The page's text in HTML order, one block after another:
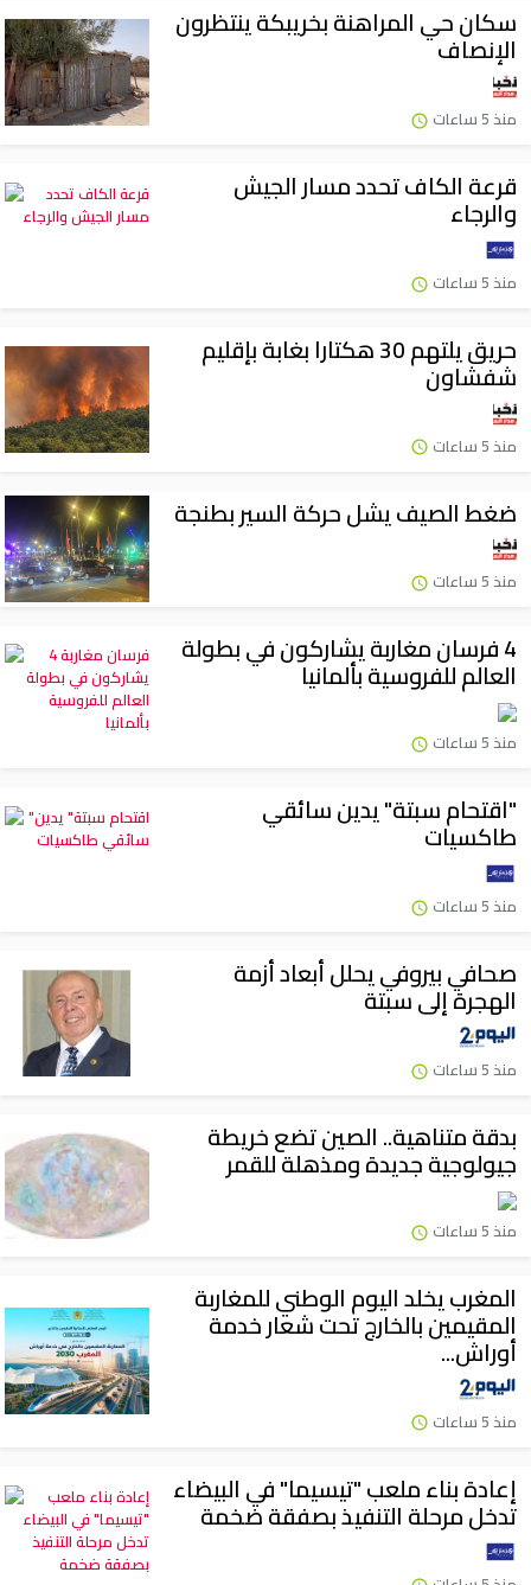
سكان حي المراهنة بخريبكة ينتظرون
الإنصاف
منذ 5 ساعات
قرعة الكاف تحدد مسار الجيش
والرجاء
منذ 5 ساعات
حريق يلتهم 30 هكتارا بغابة بإقليم
شفشاون
منذ 5 ساعات
ضغط الصيف يشل حركة السير بطنجة
منذ 5 ساعات
4 فرسان مغاربة يشاركون في بطولة
العالم للفروسية بألمانيا
منذ 5 ساعات
"اقتحام سبتة" يدين سائقي
طاكسيات
منذ 5 ساعات
صحافي بيروفي يحلل أبعاد أزمة
الهجرة إلى سبتة
منذ 5 ساعات
بدقة متناهية.. الصين تضع خريطة
جيولوجية جديدة ومذهلة للقمر
منذ 5 ساعات
المغرب يخلد اليوم الوطني للمغاربة
المقيمين بالخارج تحت شعار خدمة
أوراش...
منذ 5 ساعات
إعادة بناء ملعب "تيسيما" في البيضاء
تدخل مرحلة التنفيذ بصفقة ضخمة